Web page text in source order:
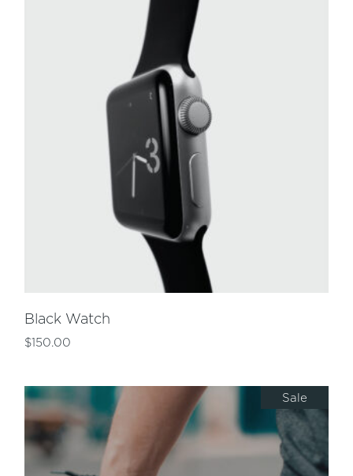
Black Watch
$150.00
Sale